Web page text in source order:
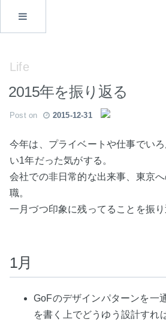
Life
2015年を振り返る
Post on 2015-12-31
今年は、プライベートや仕事でい
い1年だった気がする。
会社での非日常的な出来事、東京
職。
一月づつ印象に残ってることを振り
1月
GoFのデザインパターンを一
を書く上でどうゆう設計すれ